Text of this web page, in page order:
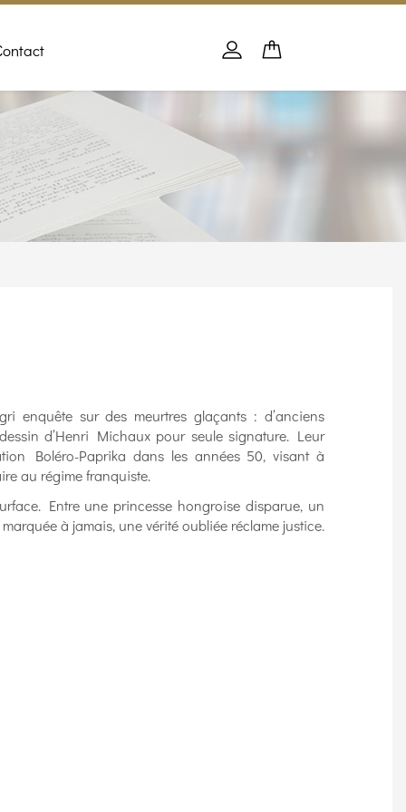
Panier
Se connecter
PANIER
enquête sur des meurtres glaçants : d’anciens
d’Henri Michaux pour seule signature. Leur
Boléro-Paprika dans les années 50, visant à
au régime franquiste.
Entre une princesse hongroise disparue, un
à jamais, une vérité oubliée réclame justice.